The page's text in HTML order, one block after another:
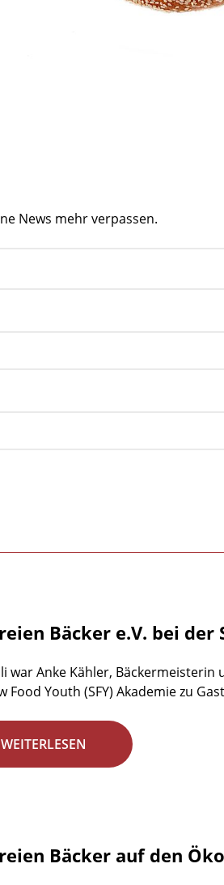
News mehr verpassen.
Bäcker e.V. bei der
war Anke Kähler,
Food Youth (SFY) Akademie zu
WEITERLESEN
Bäcker auf den